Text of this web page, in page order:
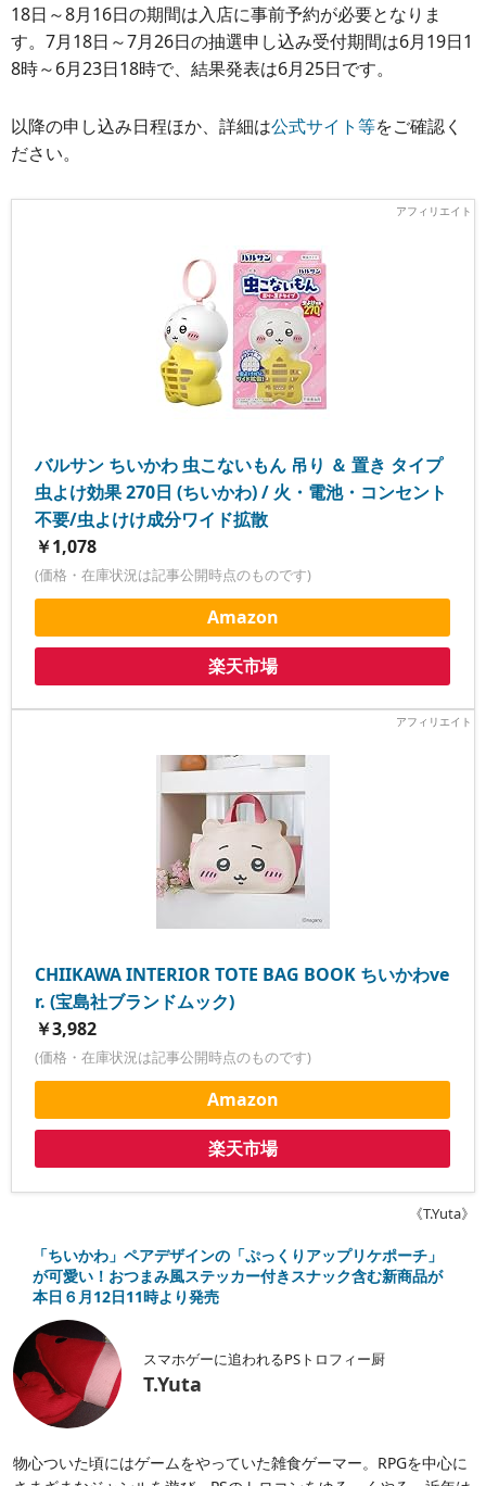
18日～8月16日の期間は入店に事前予約が必要となりま
す。7月18日～7月26日の抽選申し込み受付期間は6月19日1
8時～6月23日18時で、結果発表は6月25日です。
以降の申し込み日程ほか、詳細は公式サイト等をご確認く
ださい。
バルサン ちいかわ 虫こないもん 吊り ＆ 置き タイプ
虫よけ効果 270日 (ちいかわ) / 火・電池・コンセント
不要/虫よけけ成分ワイド拡散
￥1,078
(価格・在庫状況は記事公開時点のものです)
Amazon
楽天市場
CHIIKAWA INTERIOR TOTE BAG BOOK ちいかわve
r. (宝島社ブランドムック)
￥3,982
(価格・在庫状況は記事公開時点のものです)
Amazon
楽天市場
《T.Yuta》
「ちいかわ」ペアデザインの「ぷっくりアップリケポーチ」
が可愛い！おつまみ風ステッカー付きスナック含む新商品が
本日６月12日11時より発売
スマホゲーに追われるPSトロフィー厨
T.Yuta
物心ついた頃にはゲームをやっていた雑食ゲーマー。RPGを中心に